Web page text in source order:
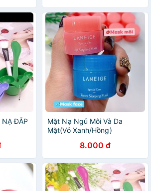
NẠ ĐẮP
Mặt Nạ Ngủ Môi Và Da
Mặt(Vỏ Xanh/Hồng)
8.000 đ